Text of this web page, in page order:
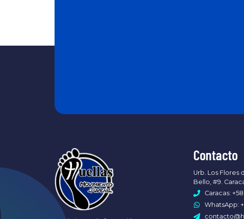
Contacto
Urb. Los Flores
Bello, #9.
Caracas: +58
WhatsApp: